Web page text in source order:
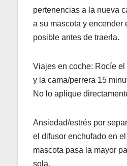
pertenencias a la nueva
a su mascota y encender
posible antes de traerla.
Viajes en coche: Rocíe
y la cama/perrera 15
No lo aplique
Ansiedad/estrés por
el difusor enchufado en
mascota pasa la mayor
sola.